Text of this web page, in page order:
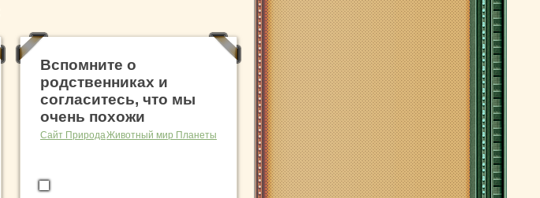
Вспомните о
родственниках и
согласитесь, что мы
очень похожи
Сайт ПриродаЖивотный мир Планеты